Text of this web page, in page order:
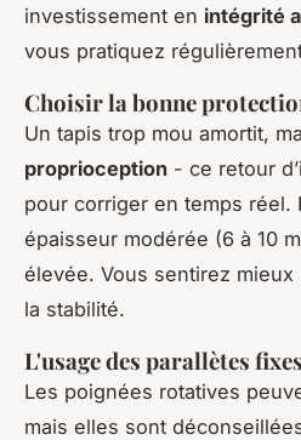
investissement en intégrité
vous pratiquez
Choisir la bonne
Un tapis trop mou amortit,
proprioception - ce retour
pour corriger en temps réel.
épaisseur modérée (6 à 10
élevée. Vous sentirez
la stabilité.
L'usage des parallètes fixes
Les poignées rotatives
mais elles sont